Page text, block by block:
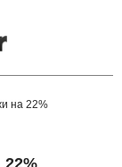
на 22%